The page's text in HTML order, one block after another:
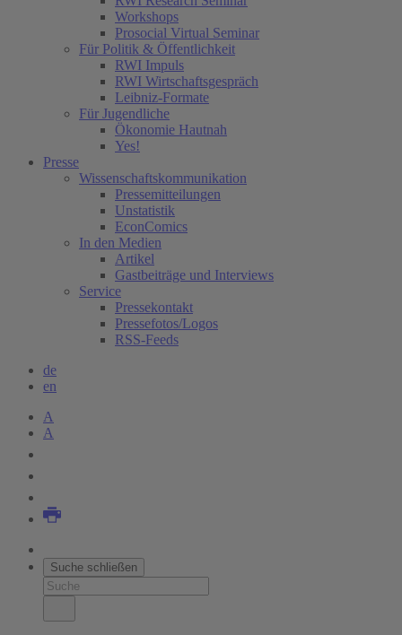
Workshops
Prosocial Virtual Seminar
Für Politik & Öffentlichkeit
RWI Impuls
RWI Wirtschaftsgespräch
Leibniz-Formate
Für Jugendliche
Ökonomie Hautnah
Yes!
Presse
Wissenschaftskommunikation
Pressemitteilungen
Unstatistik
EconComics
In den Medien
Artikel
Gastbeiträge und Interviews
Service
Pressekontakt
Pressefotos/Logos
RSS-Feeds
de
en
A
A
Suche schließen